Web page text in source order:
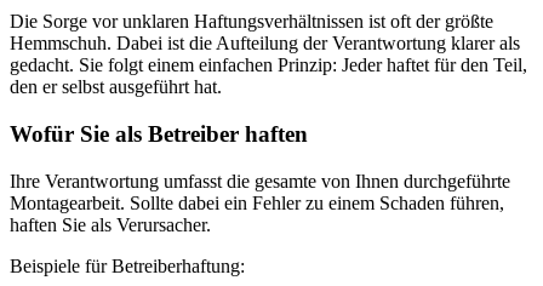
Die Sorge vor unklaren Haftungsverhältnissen ist oft der größte
Hemmschuh. Dabei ist die Aufteilung der Verantwortung klarer als
gedacht. Sie folgt einem einfachen Prinzip: Jeder haftet für den Teil,
den er selbst ausgeführt hat.
Wofür Sie als Betreiber haften
Ihre Verantwortung umfasst die gesamte von Ihnen durchgeführte
Montagearbeit. Sollte dabei ein Fehler zu einem Schaden führen,
haften Sie als Verursacher.
Beispiele für Betreiberhaftung: